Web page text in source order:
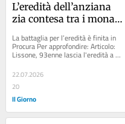
L’eredità dell’anziana
zia contesa tra i monaci
Ma uno dei due
testamenti è falso
La battaglia per l’eredità è finita in
Procura Per approfondire: Articolo:
Lissone, 93enne lascia l'eredità a
una comunità monastica. I...
22.07.2026
20
Il Giorno